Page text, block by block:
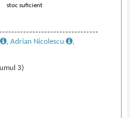
stoc suficient
,Adrian Nicolescu
,
3)